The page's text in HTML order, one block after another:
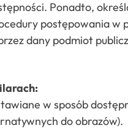
Ponadto,
postępowania w
dany podmiot
w sposób
do obrazów).